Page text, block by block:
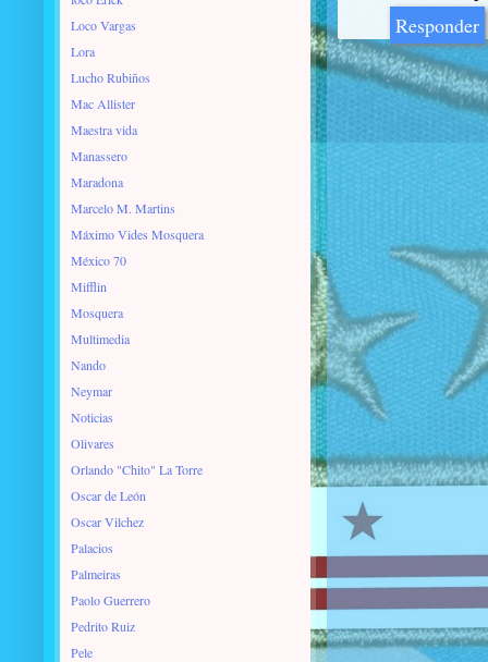
Responder
Loco Vargas
Lora
Lucho Rubiños
Mac Allister
Maestra vida
Manassero
Maradona
Marcelo M. Martins
Máximo Vides Mosquera
México 70
Mifflin
Mosquera
Multimedia
Nando
Neymar
Noticias
Olivares
Orlando "Chito" La Torre
Oscar de León
Oscar Vilchez
Palacios
Palmeiras
Paolo Guerrero
Pedrito Ruiz
Pele